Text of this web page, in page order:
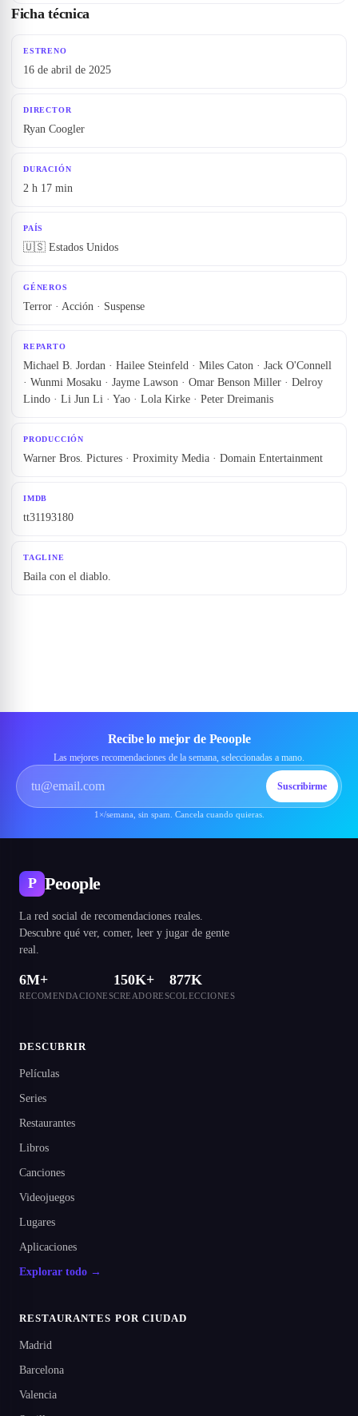
Ficha técnica
ESTRENO
16 de abril de 2025
DIRECTOR
Ryan Coogler
DURACIÓN
2 h 17 min
PAÍS
🇺🇸 Estados Unidos
GÉNEROS
Terror · Acción · Suspense
REPARTO
Michael B. Jordan · Hailee Steinfeld · Miles Caton · Jack O'Connell
· Wunmi Mosaku · Jayme Lawson · Omar Benson Miller · Delroy
Lindo · Li Jun Li · Yao · Lola Kirke · Peter Dreimanis
PRODUCCIÓN
Warner Bros. Pictures · Proximity Media · Domain Entertainment
IMDB
tt31193180
TAGLINE
Baila con el diablo.
Recibe lo mejor de Peoople
Las mejores recomendaciones de la semana, seleccionadas a mano.
Suscribirme
1×/semana, sin spam. Cancela cuando quieras.
P Peoople
La red social de recomendaciones reales.
Descubre qué ver, comer, leer y jugar de gente
real.
6M+
RECOMENDACIONES
150K+
CREADORES
877K
COLECCIONES
DESCUBRIR
Películas
Series
Restaurantes
Libros
Canciones
Videojuegos
Lugares
Aplicaciones
Explorar todo →
RESTAURANTES POR CIUDAD
Madrid
Barcelona
Valencia